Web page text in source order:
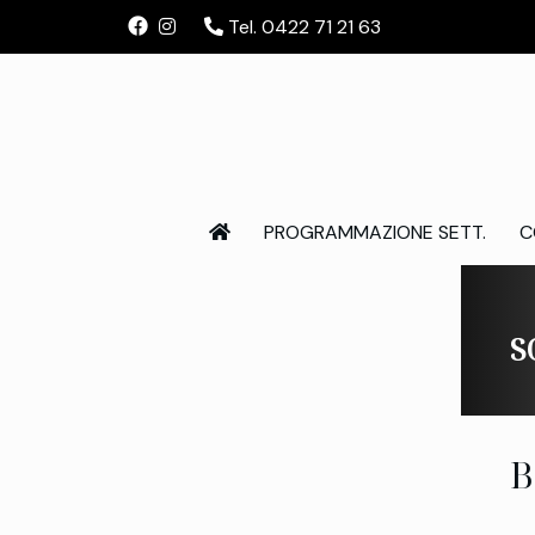
Tel. 0422 71 21 63
PROGRAMMAZIONE SETT.